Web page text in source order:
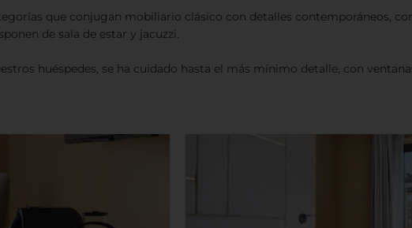
que conjugan mobiliario clásico con detalles contemporáneos,
de sala de estar y jacuzzi.
huéspedes, se ha cuidado hasta el más mínimo detalle, con